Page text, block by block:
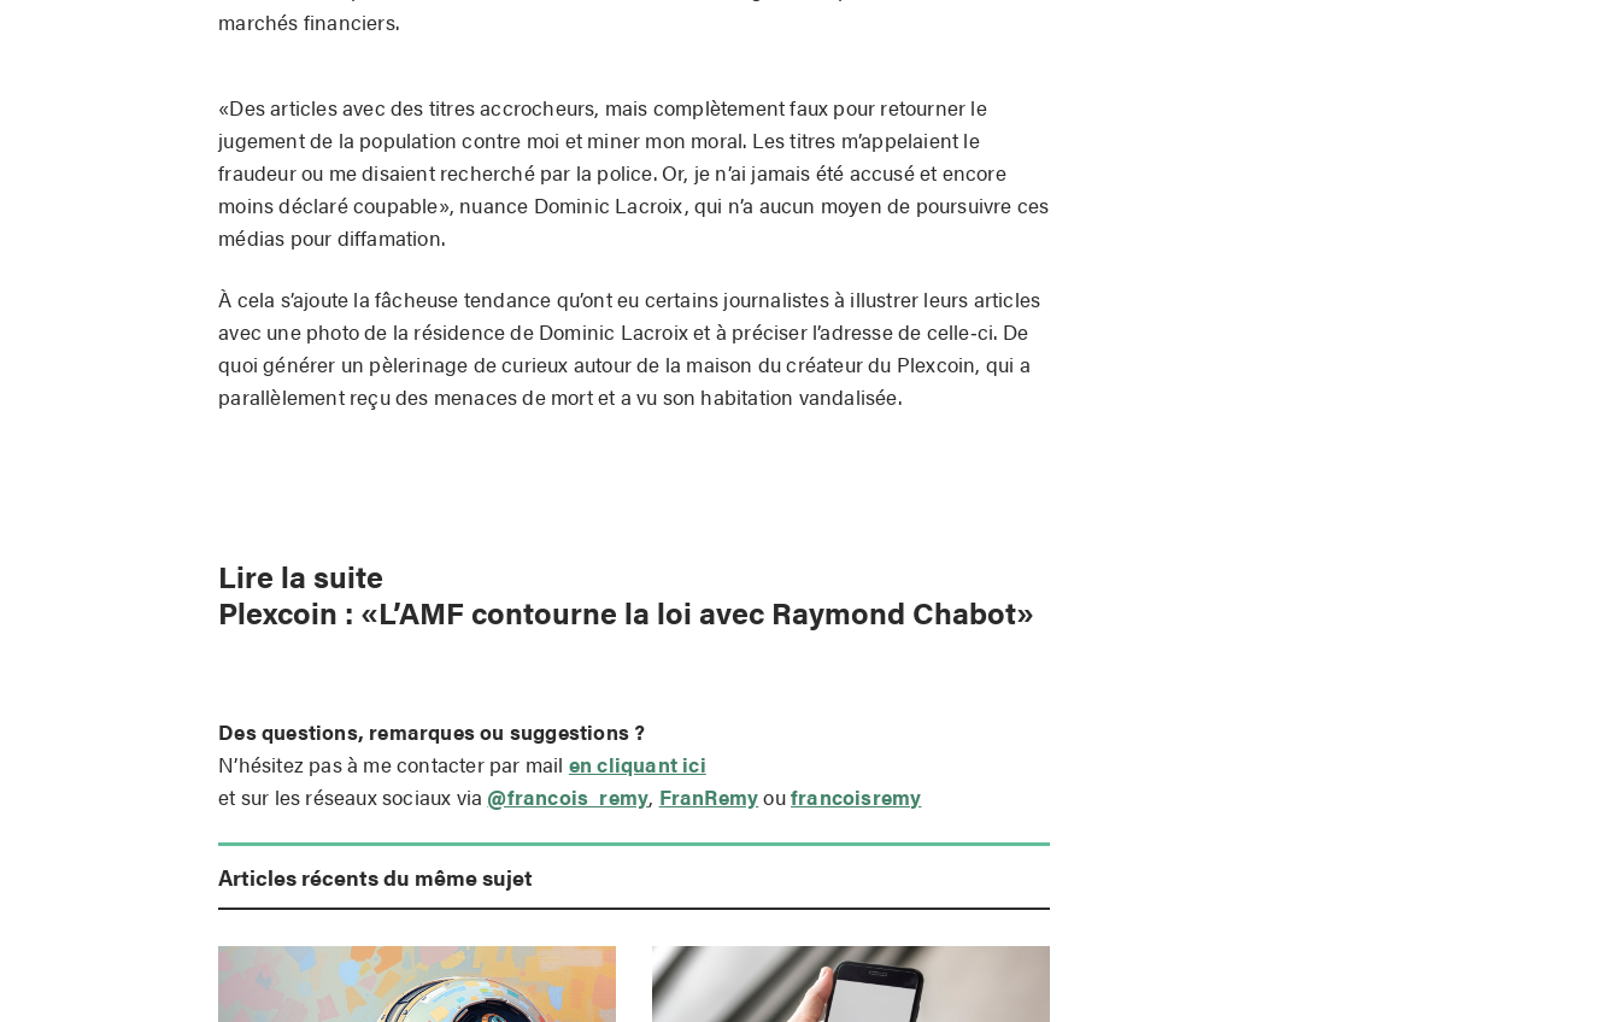
marchés financiers.
«Des articles avec des titres accrocheurs, mais complètement faux pour retourner le
jugement de la population contre moi et miner mon moral. Les titres m’appelaient le
fraudeur ou me disaient recherché par la police. Or, je n’ai jamais été accusé et encore
moins déclaré coupable», nuance Dominic Lacroix, qui n’a aucun moyen de poursuivre ces
médias pour diffamation.
À cela s’ajoute la fâcheuse tendance qu’ont eu certains journalistes à illustrer leurs articles
avec une photo de la résidence de Dominic Lacroix et à préciser l’adresse de celle‐ci. De
quoi générer un pèlerinage de curieux autour de la maison du créateur du Plexcoin, qui a
parallèlement reçu des menaces de mort et a vu son habitation vandalisée.
Lire la suite
Plexcoin : «L’AMF contourne la loi avec Raymond Chabot»
Des questions, remarques ou suggestions ?
N’hésitez pas à me contacter par mail en cliquant ici
et sur les réseaux sociaux via @francois_remy, FranRemyoufrancoisremy
Articles récents du même sujet